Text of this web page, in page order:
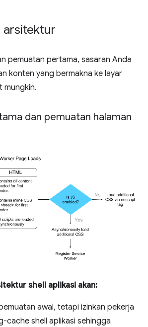
arsitektur
pemuatan pertama, sasaran Anda
konten yang bermakna ke layar
mungkin.
dan pemuatan halaman
shell aplikasi akan:
awal, tetapi izinkan pekerja
cache shell aplikasi sehingga